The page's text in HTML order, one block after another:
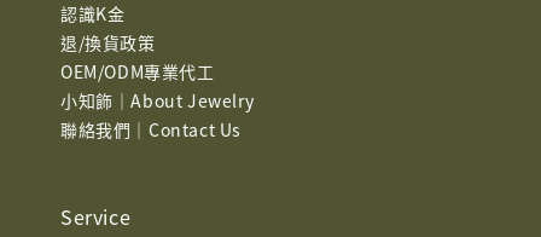
認識K金
退/換貨政策
OEM/ODM專業代工
小知飾｜About Jewelry
聯絡我們｜Contact Us
Service